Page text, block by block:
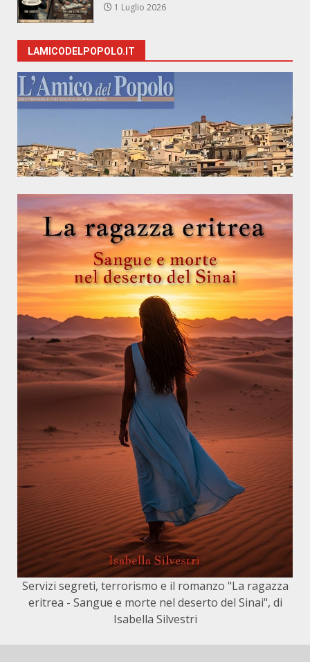
1 Luglio 2026
LAMICODELPOPOLO.IT
Servizi segreti, terrorismo e il romanzo "La ragazza
eritrea - Sangue e morte nel deserto del Sinai", di
Isabella Silvestri